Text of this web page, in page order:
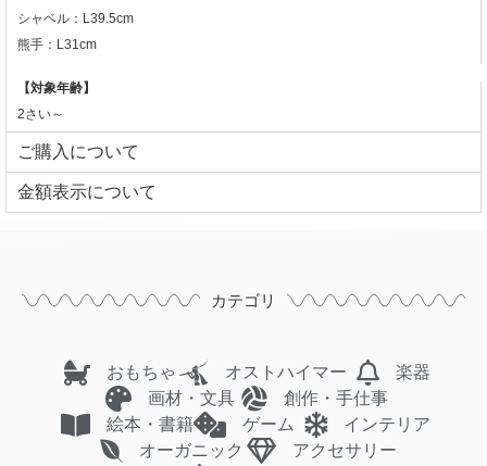
シャベル：L39.5cm
熊手：L31cm
【対象年齢】
2さい～
ご購入について
⾦額表⽰について
カテゴリ
おもちゃ オストハイマー
楽器
画材・文具
創作・手仕事
絵本・書籍
ゲーム
インテリア
オーガニック
アクセサリー